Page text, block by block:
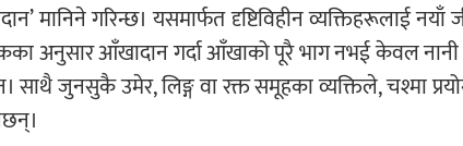
मानिने गरिन्छ। यसमार्फत दृष्टिविहीन व्यक्तिहरूलाई
अनुसार आँखादान गर्दा आँखाको पूरै भाग नभई केवल नानी
जुनसुकै उमेर, लिङ्ग वा रक्त समूहका व्यक्तिले, चश्मा